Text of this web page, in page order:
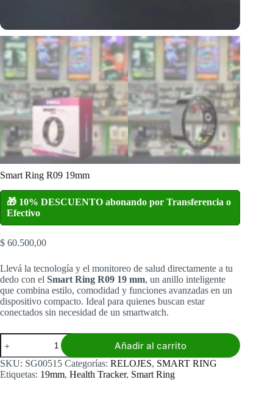
Smart Ring R09 19mm
🎁 10% DESCUENTO abonando por Transferencia o
Efectivo
$ 60.500,00
Llevá la tecnología y el monitoreo de salud directamente a tu
dedo con el Smart Ring R09 19 mm, un anillo inteligente
que combina estilo, comodidad y funciones avanzadas en un
dispositivo compacto. Ideal para quienes buscan estar
conectados sin necesidad de un smartwatch.
Smart
Ring
R09
19mm
cantidad
Añadir al carrito
SKU: SG00515 Categorías: RELOJES, SMART RING
Etiquetas: 19mm, Health Tracker, Smart Ring